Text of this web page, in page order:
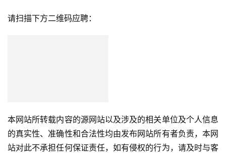
请扫描下方二维码应聘：
本网站所转载内容的源网站以及涉及的相关单位及个人信息
的真实性、准确性和合法性均由发布网站所有者负责，本网
站对此不承担任何保证责任，如有侵权的行为，请及时与客